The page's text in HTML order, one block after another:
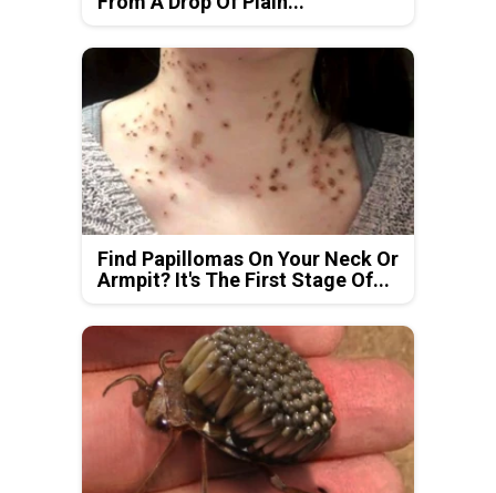
Find Papillomas On Your Neck Or
Armpit? It's The First Stage Of...